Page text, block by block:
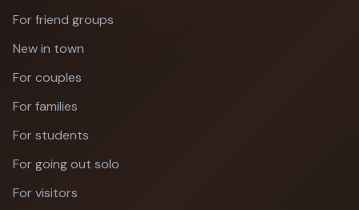
For friend groups
New in town
For couples
For families
For students
For going out solo
For visitors